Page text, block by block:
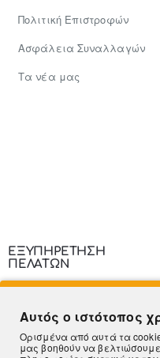
Πολιτική Επιστροφών
Ασφάλεια Συναλλαγών
Tα νέα μας
ΕΞΥΠΗΡΕΤΗΣΗ
ΠΕΛΑΤΩΝ
Τρόποι Πληρωμής
Αυτός ο ιστότοπος
Ορισμένα από αυτά τα
μας βοηθούν να